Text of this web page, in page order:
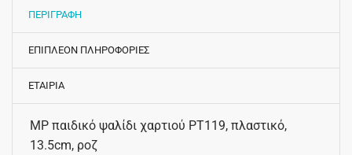
ΠΕΡΙΓΡΑΦΗ
ΕΠΙΠΛΕΟΝ ΠΛΗΡΟΦΟΡΙΕΣ
ΕΤΑΙΡΙΑ
MP παιδικό ψαλίδι χαρτιού PT119, πλαστικό,
13.5cm, ροζ